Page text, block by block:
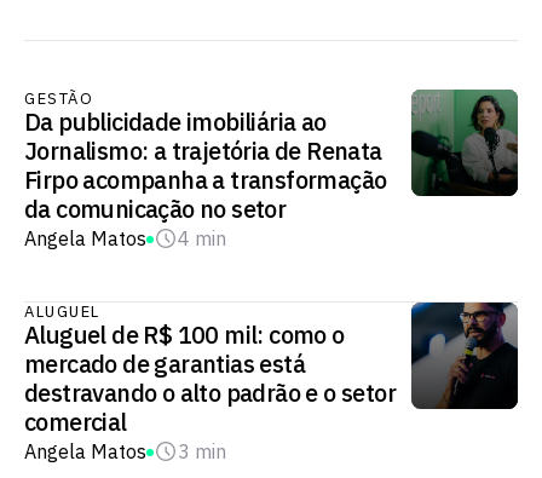
GESTÃO
Da publicidade imobiliária ao
Jornalismo: a trajetória de Renata
Firpo acompanha a transformação
da comunicação no setor
Angela Matos 4 min
ALUGUEL
Aluguel de R$ 100 mil: como o
mercado de garantias está
destravando o alto padrão e o setor
comercial
Angela Matos 3 min